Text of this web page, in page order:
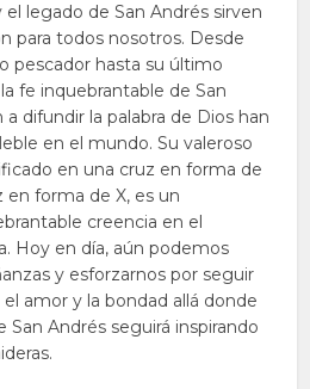
el legado de San Andrés sirven
para todos nosotros. Desde
pescador hasta su último
fe inquebrantable de San
difundir la palabra de Dios han
en el mundo. Su valeroso
en una cruz en forma de
en forma de X, es un
creencia en el
Hoy en día, aún podemos
y esforzarnos por seguir
amor y la bondad allá donde
San Andrés seguirá inspirando